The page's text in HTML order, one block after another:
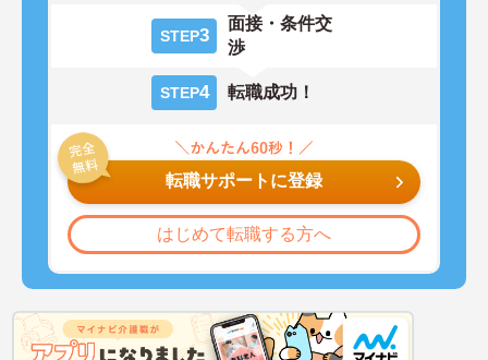
STEP3
面接・条件交
渉
STEP4 転職成功！
転職サポートに登録
はじめて転職する方へ